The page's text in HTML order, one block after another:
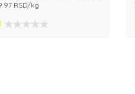
RSD/kg